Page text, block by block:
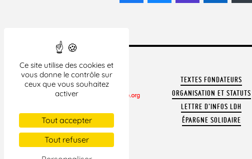
Ce site utilise des cookies et
vous donne le contrôle sur
ceux que vous souhaitez
activer
Tout accepter
Tout refuser
REVUE DE PRESSE
ARCHIVES
TEXTES FONDATEURS
ORGANISATION ET STATUTS
LETTRE D'INFOS LDH
ÉPARGNE SOLIDAIRE